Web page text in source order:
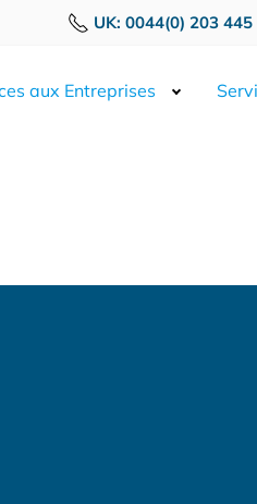
UK: 0044(0) 203
aux Entreprises